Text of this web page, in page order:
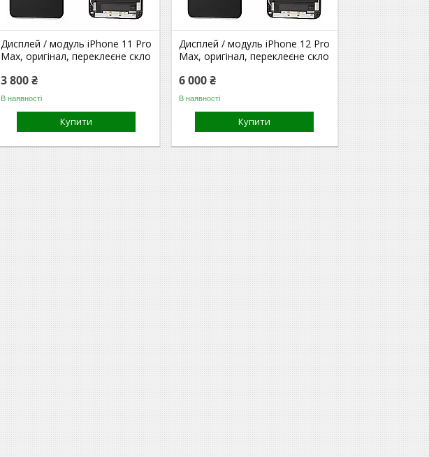
Дисплей / модуль iPhone 11 Pro
Max, оригінал, переклеєне скло
3 800 ₴
В наявності
Купити
Дисплей / модуль iPhone 12 Pro
Max, оригінал, переклеєне скло
6 000 ₴
В наявності
Купити